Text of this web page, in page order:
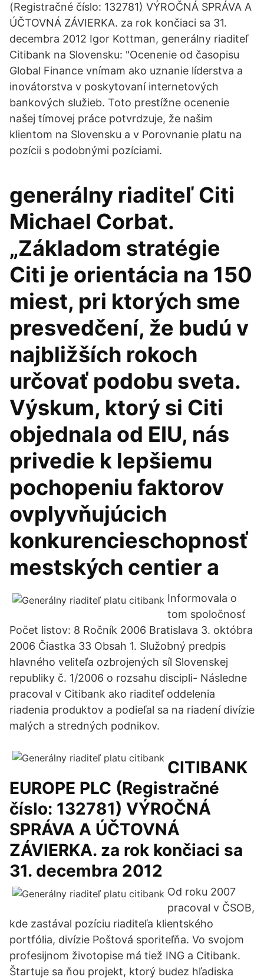
(Registračné číslo: 132781) VÝROČNÁ SPRÁVA A
ÚČTOVNÁ ZÁVIERKA. za rok končiaci sa 31.
decembra 2012 Igor Kottman, generálny riaditeľ
Citibank na Slovensku: "Ocenenie od časopisu
Global Finance vnímam ako uznanie líderstva a
inovátorstva v poskytovaní internetových
bankových služieb. Toto prestížne ocenenie
našej tímovej práce potvrdzuje, že našim
klientom na Slovensku a v Porovnanie platu na
pozícii s podobnými pozíciami.
generálny riaditeľ Citi
Michael Corbat.
„Základom stratégie
Citi je orientácia na 150
miest, pri ktorých sme
presvedčení, že budú v
najbližších rokoch
určovať podobu sveta.
Výskum, ktorý si Citi
objednala od EIU, nás
privedie k lepšiemu
pochopeniu faktorov
ovplyvňujúcich
konkurencieschopnosť
mestských centier a
Informovala o
tom spoločnosť
Počet listov: 8 Ročník 2006 Bratislava 3. októbra
2006 Čiastka 33 Obsah 1. Služobný predpis
hlavného veliteľa ozbrojených síl Slovenskej
republiky č. 1/2006 o rozsahu discipli- Následne
pracoval v Citibank ako riaditeľ oddelenia
riadenia produktov a podieľal sa na riadení divízie
malých a stredných podnikov.
CITIBANK
EUROPE PLC (Registračné
číslo: 132781) VÝROČNÁ
SPRÁVA A ÚČTOVNÁ
ZÁVIERKA. za rok končiaci sa
31. decembra 2012
Od roku 2007
pracoval v ČSOB,
kde zastával pozíciu riaditeľa klientského
portfólia, divízie Poštová sporiteľňa. Vo svojom
profesijnom životopise má tiež ING a Citibank.
Štartuje sa ňou projekt, ktorý budez hľadiska